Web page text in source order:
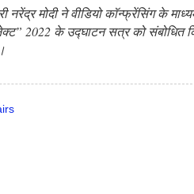
नरेंद्र मोदी ने वीडियो कॉन्फ्रेंसिंग के
2022 के उद्घाटन सत्र को संबोधित